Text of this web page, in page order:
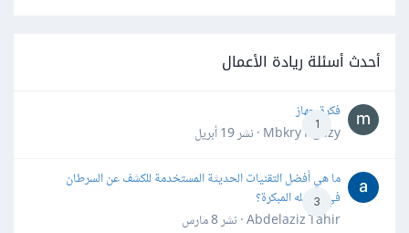
أحدث أسئلة ريادة الأعمال
1
فكرة جهاز
Mbkry Hgazy · نشر
19 أبريل
3
ما هي أفضل التقنيات الحديثة المستخدمة للكشف عن السرطان
في مراحله المبكرة؟
Abdelaziz Tahir · نشر
8 مارس